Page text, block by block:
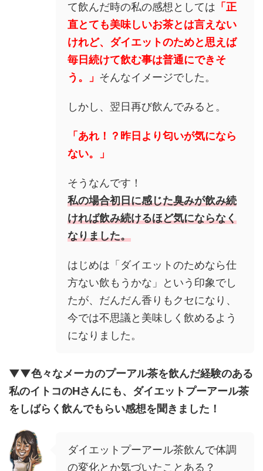
て飲んだ時の私の感想としては 「正
直とても美味しいお茶とは言えない
けれど、ダイエットのためと思えば
毎日続けて飲む事は普通にできそ
う。」 そんなイメージでした。
しかし、翌日再び飲んでみると。
「あれ！？昨日より匂いが気になら
ない。」
そうなんです！
私の場合初日に感じた臭みが飲み続
ければ飲み続けるほど気にならなく
なりました。
はじめは「ダイエットのためなら仕
方ない飲もうかな」という印象でし
たが、だんだん香りもクセになり、
今では不思議と美味しく飲めるよう
になりました。
▼▼色々なメーカのプーアル茶を飲んだ経験のある
私のイトコのHさんにも、ダイエットプーアール茶
をしばらく飲んでもらい感想を聞きました！
ダイエットプーアール茶飲んで体調
の変化とか気づいたことある？